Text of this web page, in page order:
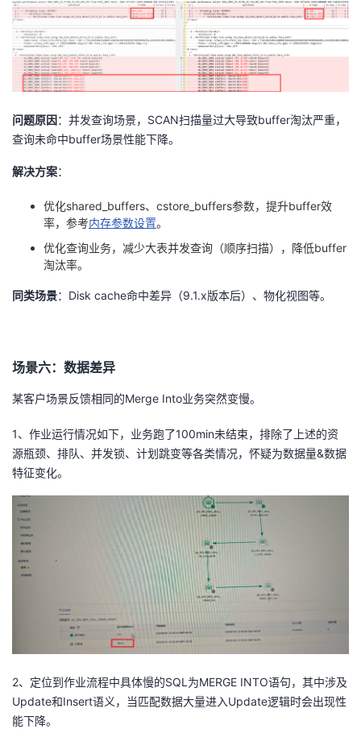
问题原因：并发查询场景，SCAN扫描量过大导致buffer淘汰严重，
查询未命中buffer场景性能下降。
解决方案：
优化shared_buffers、 cstore_buffers参数，提升buffer效
率，参考内存参数设置。
优化查询业务，减少大表并发查询（顺序扫描），降低buffer
淘汰率。
同类场景： Disk cache命中差异（9.1.x版本后）、物化视图等。
场景六：数据差异
某客户场景反馈相同的Merge Into业务突然变慢。
1、作业运行情况如下，业务跑了100min未结束，排除了上述的资
源瓶颈、排队、并发锁、计划跳变等各类情况，怀疑为数据量&数据
特征变化。
2、定位到作业流程中具体慢的SQL为MERGE INTO语句，其中涉及
Update和Insert语义，当匹配数据大量进入Update逻辑时会出现性
能下降。